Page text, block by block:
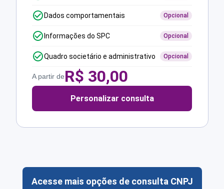
Dados comportamentais Opcional
Informações do SPC Opcional
Quadro societário e administrativo Opcional
A partir deR$ 30,00
Personalizar consulta
Acesse mais opções de consulta CNPJ